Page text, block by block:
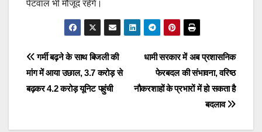
पेटवाल भी मौजूद रहेंगे।
Post
navigation
धामी सरकार में अब प्रशासनिक
फेरबदल की संभावना, वरिष्ठ
नौकरशाहों के प्रभारों में हो सकता है
बदलाव
गर्मी बढ़ने के साथ बिजली की
मांग में आया उछाल, 3.7 करोड़ से
बढ़कर 4.2 करोड़ यूनिट पहुंची